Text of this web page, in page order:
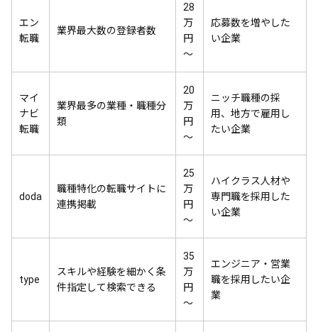
エン
転職
業界最大数の登録者数
28
万
円
〜
応募数を増やした
い企業
マイ
ナビ
転職
業界最多の業種・職種分
類
20
万
円
〜
ニッチ職種の採
用、地方で雇用し
たい企業
doda
職種特化の転職サイトに
連携掲載
25
万
円
〜
ハイクラス人材や
専門職を採用した
い企業
type
スキルや経験を細かく条
件指定して検索できる
35
万
円
〜
エンジニア・営業
職を採用したい企
業